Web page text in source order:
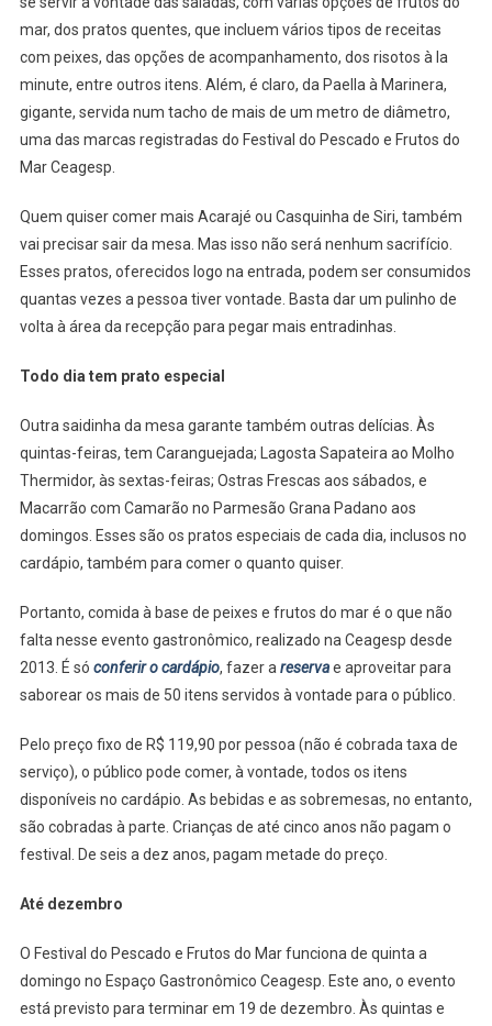
mar, dos pratos quentes, que incluem vários tipos de receitas
com peixes, das opções de acompanhamento, dos risotos à la
minute, entre outros itens. Além, é claro, da Paella à Marinera,
gigante, servida num tacho de mais de um metro de diâmetro,
uma das marcas registradas do Festival do Pescado e Frutos do
Mar Ceagesp.
Quem quiser comer mais Acarajé ou Casquinha de Siri, também
vai precisar sair da mesa. Mas isso não será nenhum sacrifício.
Esses pratos, oferecidos logo na entrada, podem ser consumidos
quantas vezes a pessoa tiver vontade. Basta dar um pulinho de
volta à área da recepção para pegar mais entradinhas.
Todo dia tem prato especial
Outra saidinha da mesa garante também outras delícias. Às
quintas-feiras, tem Caranguejada; Lagosta Sapateira ao Molho
Thermidor, às sextas-feiras; Ostras Frescas aos sábados, e
Macarrão com Camarão no Parmesão Grana Padano aos
domingos. Esses são os pratos especiais de cada dia, inclusos no
cardápio, também para comer o quanto quiser.
Portanto, comida à base de peixes e frutos do mar é o que não
falta nesse evento gastronômico, realizado na Ceagesp desde
2013. É só conferir o cardápio, fazer a reservae aproveitar para
saborear os mais de 50 itens servidos à vontade para o público.
Pelo preço fixo de R$ 119,90 por pessoa (não é cobrada taxa de
serviço), o público pode comer, à vontade, todos os itens
disponíveis no cardápio. As bebidas e as sobremesas, no entanto,
são cobradas à parte. Crianças de até cinco anos não pagam o
festival. De seis a dez anos, pagam metade do preço.
Até dezembro
O Festival do Pescado e Frutos do Mar funciona de quinta a
domingo no Espaço Gastronômico Ceagesp. Este ano, o evento
está previsto para terminar em 19 de dezembro. Às quintas e